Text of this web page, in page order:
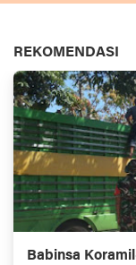
REKOMENDASI
Babinsa